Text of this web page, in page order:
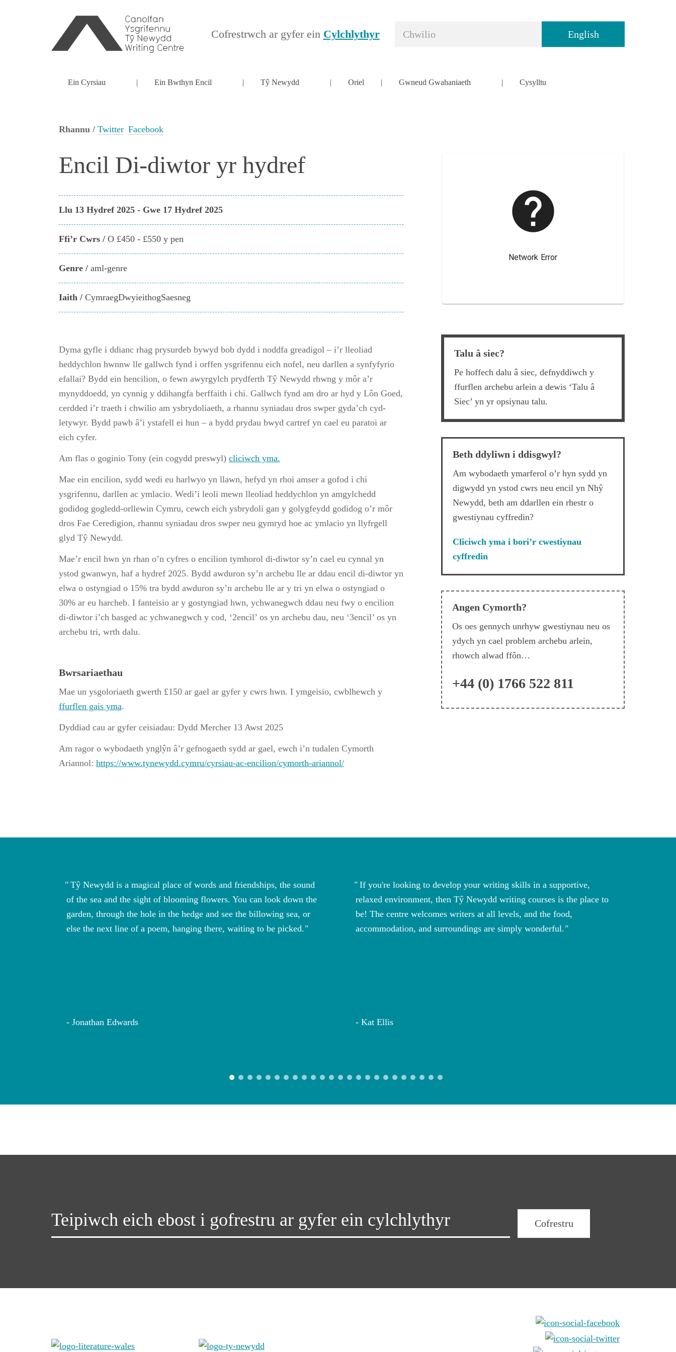
Cofrestrwch ar gyfer ein Cylchlythyr English
Ein Cyrsiau Ein Bwthyn Encil Tŷ Newydd Oriel Gwneud Gwahaniaeth Cysylltu
Rhannu / Twitter Facebook
Encil Di-diwtor yr hydref
Llu 13 Hydref 2025 - Gwe 17 Hydref 2025
Ffi’r Cwrs / O £450 - £550 y pen
Genre / aml-genre
Iaith / CymraegDwyieithogSaesneg
Dyma gyfle i ddianc rhag prysurdeb bywyd bob dydd i noddfa greadigol – i’r lleoliad
heddychlon hwnnw lle gallwch fynd i orffen ysgrifennu eich nofel, neu darllen a synfyfyrio
efallai? Bydd ein hencilion, o fewn awyrgylch prydferth Tŷ Newydd rhwng y môr a’r
mynyddoedd, yn cynnig y ddihangfa berffaith i chi. Gallwch fynd am dro ar hyd y Lôn Goed,
cerdded i’r traeth i chwilio am ysbrydoliaeth, a rhannu syniadau dros swper gyda’ch cyd-
letywyr. Bydd pawb â’i ystafell ei hun – a bydd prydau bwyd cartref yn cael eu paratoi ar
eich cyfer.
Am flas o goginio Tony (ein cogydd preswyl) cliciwch yma.
Mae ein encilion, sydd wedi eu harlwyo yn llawn, hefyd yn rhoi amser a gofod i chi
ysgrifennu, darllen ac ymlacio. Wedi’i leoli mewn lleoliad heddychlon yn amgylchedd
godidog gogledd-orllewin Cymru, cewch eich ysbrydoli gan y golygfeydd godidog o’r môr
dros Fae Ceredigion, rhannu syniadau dros swper neu gymryd hoe ac ymlacio yn llyfrgell
glyd Tŷ Newydd.
Mae’r encil hwn yn rhan o’n cyfres o encilion tymhorol di-diwtor sy’n cael eu cynnal yn
ystod gwanwyn, haf a hydref 2025. Bydd awduron sy’n archebu lle ar ddau encil di-diwtor yn
elwa o ostyngiad o 15% tra bydd awduron sy’n archebu lle ar y tri yn elwa o ostyngiad o
30% ar eu harcheb. I fanteisio ar y gostyngiad hwn, ychwanegwch ddau neu fwy o encilion
di-diwtor i’ch basged ac ychwanegwch y cod, ‘2encil’ os yn archebu dau, neu ‘3encil’ os yn
archebu tri, wrth dalu.
Bwrsariaethau
Mae un ysgoloriaeth gwerth £150 ar gael ar gyfer y cwrs hwn. I ymgeisio, cwblhewch y
ffurflen gais yma.
Dyddiad cau ar gyfer ceisiadau: Dydd Mercher 13 Awst 2025
Am ragor o wybodaeth ynglŷn â’r gefnogaeth sydd ar gael, ewch i’n tudalen Cymorth
Ariannol: https://www.tynewydd.cymru/cyrsiau-ac-encilion/cymorth-ariannol/
Talu â siec?
Pe hoffech dalu â siec, defnyddiwch y
ffurflen archebu arlein a dewis ‘Talu â
Siec’ yn yr opsiynau talu.
Beth ddyliwn i ddisgwyl?
Am wybodaeth ymarferol o’r hyn sydd yn
digwydd yn ystod cwrs neu encil yn Nhŷ
Newydd, beth am ddarllen ein rhestr o
gwestiynau cyffredin?
Cliciwch yma i bori’r cwestiynau
cyffredin
Angen Cymorth?
Os oes gennych unrhyw gwestiynau neu os
ydych yn cael problem archebu arlein,
rhowch alwad ffôn…
+44 (0) 1766 522 811
Tŷ Newydd is a magical place of words and friendships, the sound
of the sea and the sight of blooming flowers. You can look down the
garden, through the hole in the hedge and see the billowing sea, or
else the next line of a poem, hanging there, waiting to be picked.
Jonathan Edwards
If you're looking to develop your writing skills in a supportive,
relaxed environment, then Tŷ Newydd writing courses is the place to
be! The centre welcomes writers at all levels, and the food,
accommodation, and surroundings are simply wonderful.
Kat Ellis
Teipiwch eich ebost i gofrestru ar gyfer ein cylchlythyr